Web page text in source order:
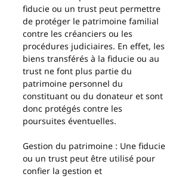
fiducie ou un trust peut permettre
de protéger le patrimoine familial
contre les créanciers ou les
procédures judiciaires. En effet, les
biens transférés à la fiducie ou au
trust ne font plus partie du
patrimoine personnel du
constituant ou du donateur et sont
donc protégés contre les
poursuites éventuelles.
Gestion du patrimoine : Une fiducie
ou un trust peut être utilisé pour
confier la gestion et